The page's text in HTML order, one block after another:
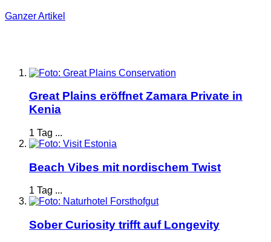
GanzerArtikel
Great Plains eröffnet Zamara Private in
Kenia
1 Tag ...
Beach Vibes mit nordischem Twist
1 Tag ...
Sober Curiosity trifft auf Longevity